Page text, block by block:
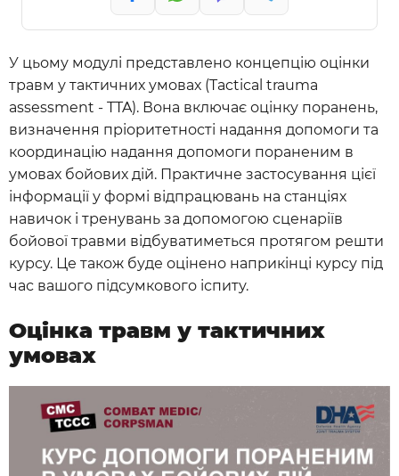
У цьому модулі представлено концепцію оцінки
травм у тактичних умовах (Tactical trauma
assessment - TTA). Вона включає оцінку поранень,
визначення пріоритетності надання допомоги та
координацію надання допомоги пораненим в
умовах бойових дій. Практичне застосування цієї
інформації у формі відпрацювань на станціях
навичок і тренувань за допомогою сценаріїв
бойової травми відбуватиметься протягом решти
курсу. Це також буде оцінено наприкінці курсу під
час вашого підсумкового іспиту.
Оцінка травм у тактичних
умовах